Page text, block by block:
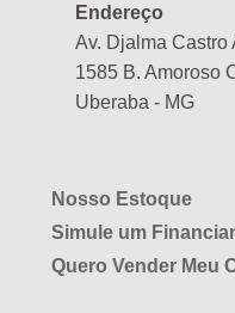
Endereço
Av. Djalma Castro
1585 B. Amoroso
Uberaba - MG
Nosso Estoque
Simule um
Quero Vender Meu